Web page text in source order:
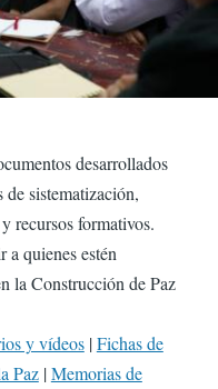
desarrollados
sistematización,
recursos formativos.
a quienes estén
la Construcción de Paz
y vídeos|Fichas de
Paz|Memorias de